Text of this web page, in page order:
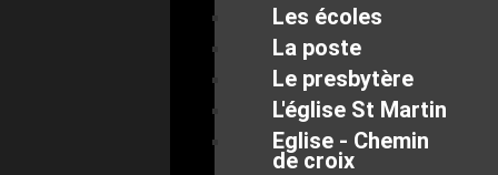
Les écoles
La poste
Le presbytère
L'église St Martin
Eglise - Chemin
de croix